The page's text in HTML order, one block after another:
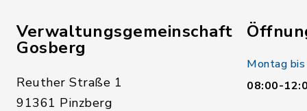
Verwaltungsgemeinschaft
Gosberg
Reuther Straße 1
91361 Pinzberg
Montag
08:00-